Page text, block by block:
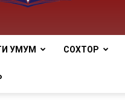
УМУМӢ СОХТОР